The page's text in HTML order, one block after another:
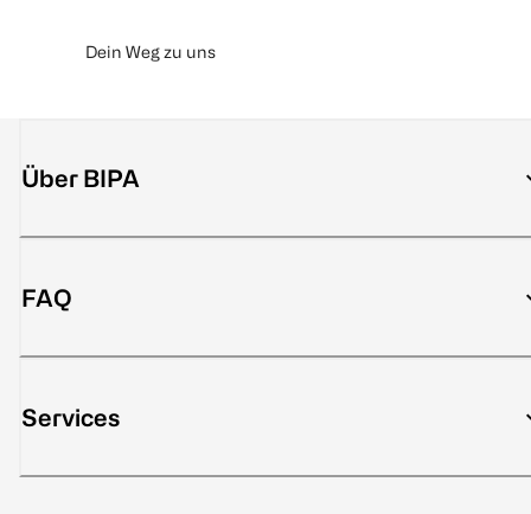
Dein Weg zu uns
Über BIPA
FAQ
Services